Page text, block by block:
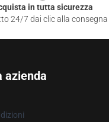
in tutta sicurezza
24/7 dai clic alla consegna
azienda